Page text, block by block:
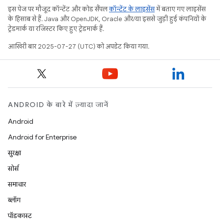
इस पेज पर मौजूद कॉन्टेंट और कोड सैंपलकॉन्टेंट के लाइसेंसमें बताए गए लाइसेंस
के हिसाब से हैं. Java और OpenJDK, Oracle और/या इससे जुड़ी हुई कंपनियों के
ट्रेडमार्क या रजिस्टर किए हुए ट्रेडमार्क हैं.
आखिरी बार 2025-07-27 (UTC) को अपडेट किया गया.
ANDROID के बारे में ज़्यादा जानें
Android
Android for Enterprise
सुरक्षा
सोर्स
समाचार
ब्लॉग
पॉडकास्ट